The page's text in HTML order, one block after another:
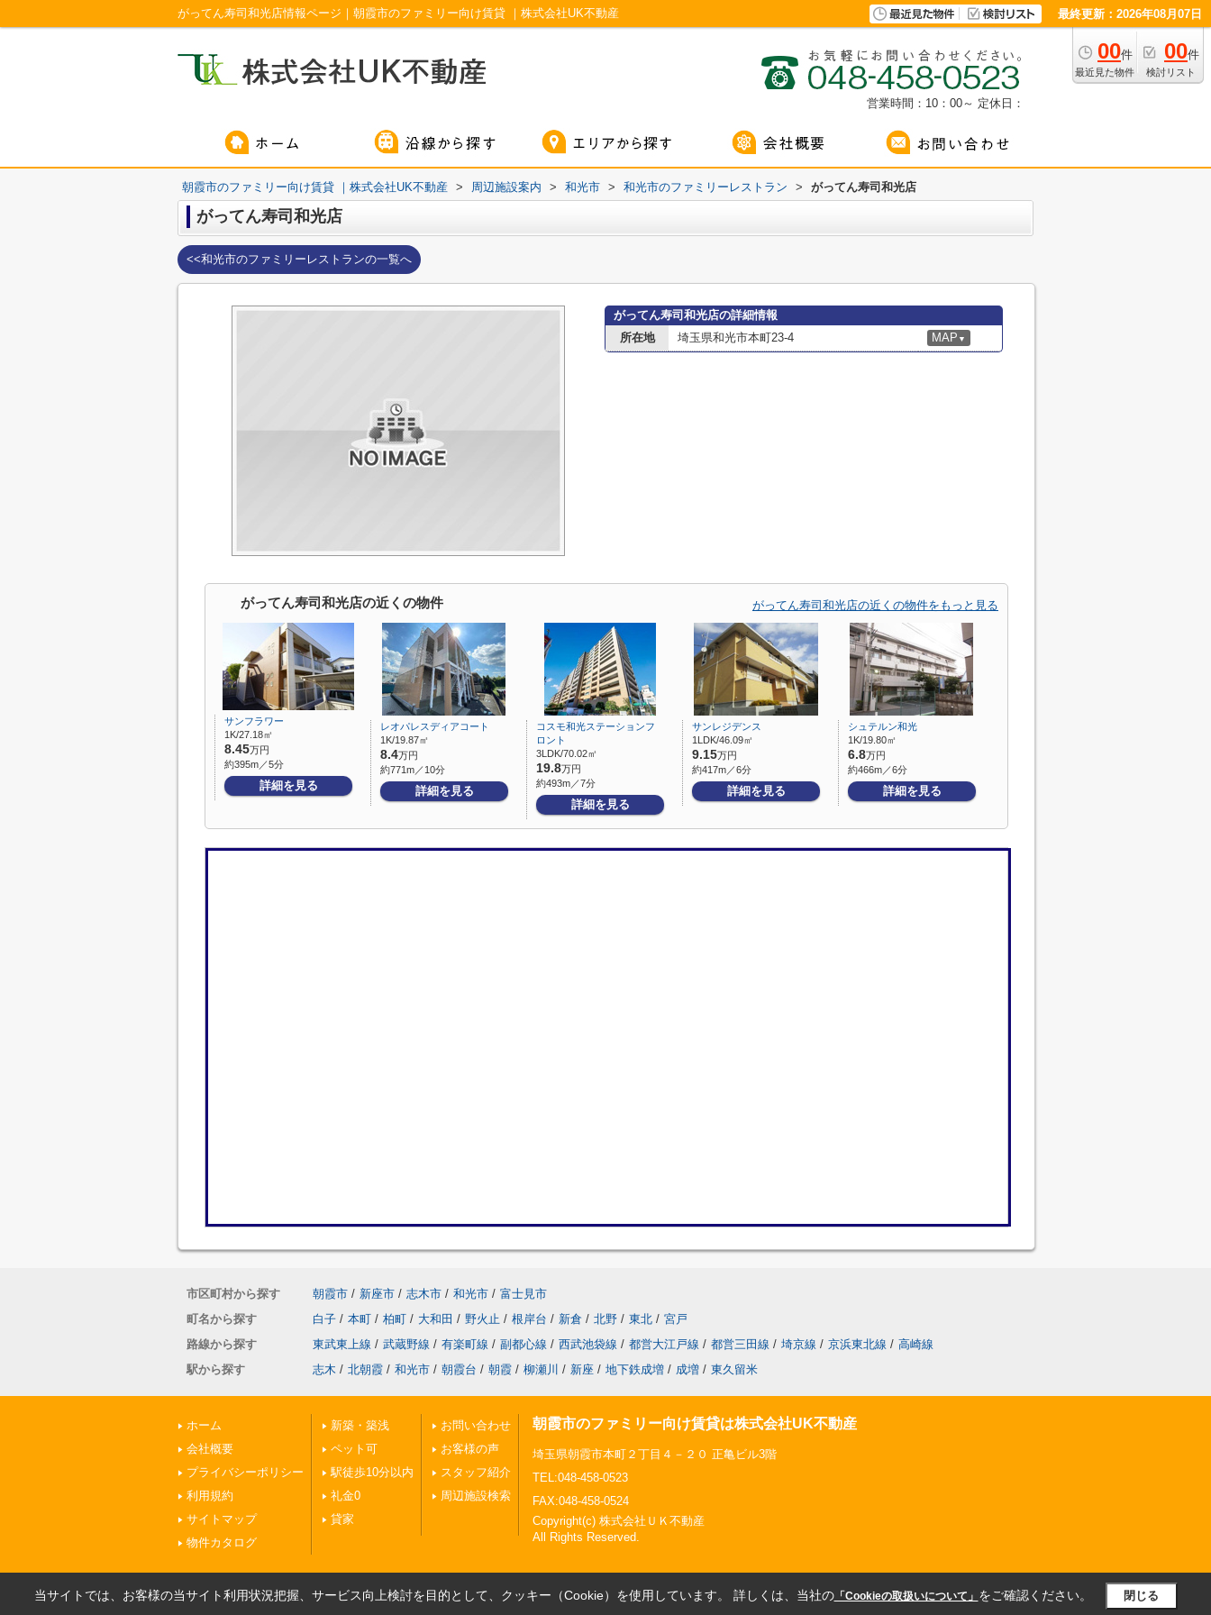
がってん寿司和光店情報ページ｜朝霞市のファミリー向け賃貸 ｜株式会社UK不動産 最終更新：2026年08月07日
00件
最近見た物件
00件
検討リスト
営業時間：10：00～ 定休日：
朝霞市のファミリー向け賃貸 ｜株式会社UK不動産 > 周辺施設案内 > 和光市 > 和光市のファミリーレストラン > がってん寿司和光店
がってん寿司和光店
<<和光市のファミリーレストランの一覧へ
がってん寿司和光店の詳細情報
所在地
埼玉県和光市本町23-4 MAP ▼
がってん寿司和光店の近くの物件 がってん寿司和光店の近くの物件をもっと見る
サンフラワー
1K/27.18㎡
8.45万円
約395m／5分
詳細を見る
レオパレスディアコート
1K/19.87㎡
8.4万円
約771m／10分
詳細を見る
コスモ和光ステーションフ
ロント
3LDK/70.02㎡
19.8万円
約493m／7分
詳細を見る
サンレジデンス
1LDK/46.09㎡
9.15万円
約417m／6分
詳細を見る
シュテルン和光
1K/19.80㎡
6.8万円
約466m／6分
詳細を見る
市区町村から探す 朝霞市 / 新座市 / 志木市 / 和光市 / 富士見市
町名から探す
白子 / 本町 / 柏町 / 大和田 / 野火止 / 根岸台 / 新倉 / 北野 / 東北 / 宮戸
路線から探す
東武東上線 / 武蔵野線 / 有楽町線 / 副都心線 / 西武池袋線 / 都営大江戸線 / 都営三田線 / 埼京線 / 京浜東北線 / 高崎線
駅から探す
志木 / 北朝霞 / 和光市 / 朝霞台 / 朝霞 / 柳瀬川 / 新座 / 地下鉄成増 / 成増 / 東久留米
ホーム
会社概要
プライバシーポリシー
利用規約
サイトマップ
物件カタログ
新築・築浅
ペット可
駅徒歩10分以内
礼金0
貸家
お問い合わせ
お客様の声
スタッフ紹介
周辺施設検索
朝霞市のファミリー向け賃貸は株式会社UK不動産
埼玉県朝霞市本町２丁目４－２０ 正亀ビル3階
TEL:048-458-0523
FAX:048-458-0524
Copyright(c) 株式会社ＵＫ不動産
All Rights Reserved.
当サイトでは、お客様の当サイト利用状況把握、サービス向上検討を目的として、クッキー（Cookie）を使用しています。 詳しくは、当社の「Cookieの取扱いについて」 をご確認ください。 閉じる